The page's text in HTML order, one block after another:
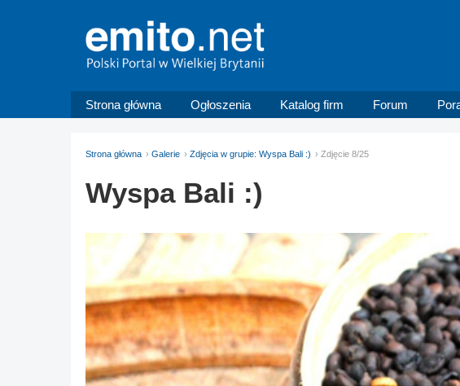
Strona główna Ogłoszenia Katalog firm Forum
Strona główna Galerie Zdjęcia w grupie: Wyspa Bali :) Zdjęcie 8/25
Wyspa Bali :)